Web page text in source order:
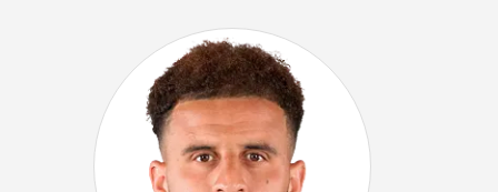
Lo Sapevi Che
Fantacalcio
I consigli di Giulia
Serie A